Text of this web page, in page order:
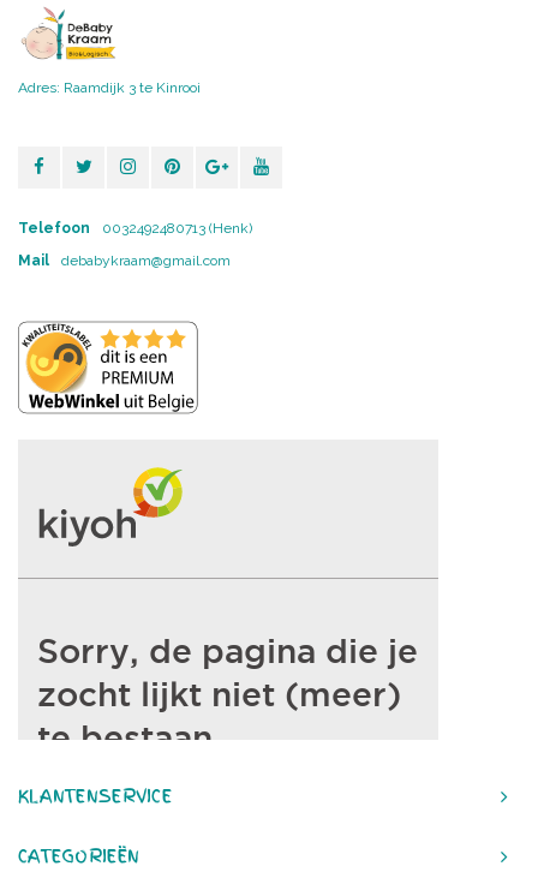
Adres: Raamdijk 3 te Kinrooi
Telefoon
0032492480713 (Henk)
Mail
debabykraam@gmail.com
KLANTENSERVICE
CATEGORIEËN